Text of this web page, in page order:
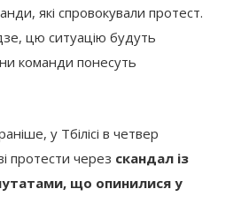
які спровокували протест.
цю ситуацію будуть
команди понесуть
у Тбілісі в четвер
протести через скандал із
що опинилися у